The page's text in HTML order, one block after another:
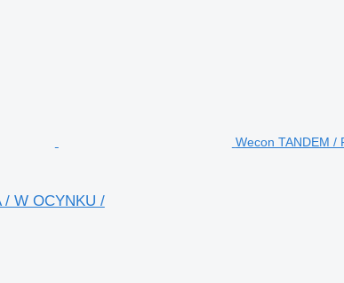
Wecon TANDEM /
/ W OCYNKU /